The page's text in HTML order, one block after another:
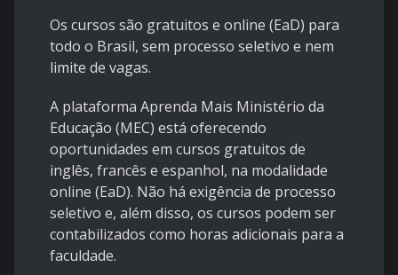
Os cursos são gratuitos e online (EaD) para
todo o Brasil, sem processo seletivo e nem
limite de vagas.
A plataforma Aprenda Mais Ministério da
Educação (MEC) está oferecendo
oportunidades em cursos gratuitos de
inglês, francês e espanhol, na modalidade
online (EaD). Não há exigência de processo
seletivo e, além disso, os cursos podem ser
contabilizados como horas adicionais para a
faculdade.